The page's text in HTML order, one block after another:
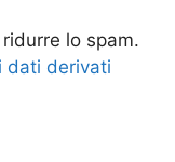
lo spam.
dati derivati